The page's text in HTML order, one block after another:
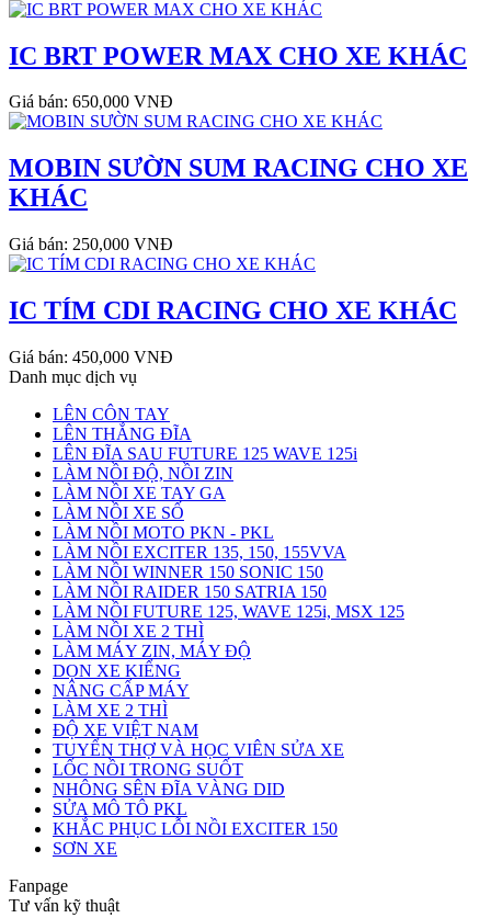
IC BRT POWER MAX CHO XE KHÁC
Giá bán: 650,000 VNĐ
MOBIN SƯỜN SUM RACING CHO XE
KHÁC
Giá bán: 250,000 VNĐ
IC TÍM CDI RACING CHO XE KHÁC
Giá bán: 450,000 VNĐ
Danh mục dịch vụ
LÊN CÔN TAY
LÊN THẮNG ĐĨA
LÊN ĐĨA SAU FUTURE 125 WAVE 125i
LÀM NỒI ĐỘ, NỒI ZIN
LÀM NỒI XE TAY GA
LÀM NỒI XE SỐ
LÀM NỒI MOTO PKN - PKL
LÀM NỒI EXCITER 135, 150, 155VVA
LÀM NỒI WINNER 150 SONIC 150
LÀM NỒI RAIDER 150 SATRIA 150
LÀM NỒI FUTURE 125, WAVE 125i, MSX 125
LÀM NỒI XE 2 THÌ
LÀM MÁY ZIN, MÁY ĐỘ
DỌN XE KIỂNG
NÂNG CẤP MÁY
LÀM XE 2 THÌ
ĐỘ XE VIỆT NAM
TUYỂN THỢ VÀ HỌC VIÊN SỬA XE
LỐC NỒI TRONG SUỐT
NHÔNG SÊN ĐĨA VÀNG DID
SỬA MÔ TÔ PKL
KHẮC PHỤC LỖI NỒI EXCITER 150
SƠN XE
Fanpage
Tư vấn kỹ thuật